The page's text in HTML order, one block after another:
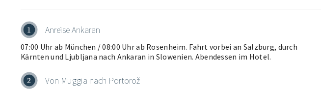
1 Anreise Ankaran
07:00 Uhr ab München / 08:00 Uhr ab Rosenheim. Fahrt vorbei an Salzburg, durch
Kärnten und Ljubljana nach Ankaran in Slowenien. Abendessen im Hotel.
2 Von Muggia nach Portorož